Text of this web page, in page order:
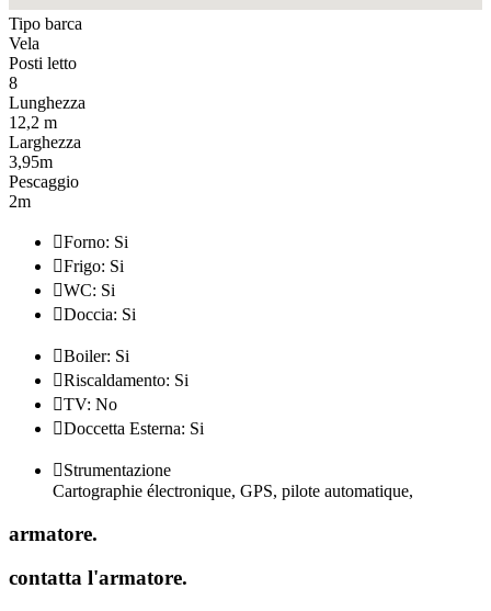
Tipo barca
Vela
Posti letto
8
Lunghezza
12,2 m
Larghezza
3,95m
Pescaggio
2m
Forno: Si
Frigo: Si
WC: Si
Doccia: Si
Boiler: Si
Riscaldamento: Si
TV: No
Doccetta Esterna: Si
Strumentazione
Cartographie électronique, GPS, pilote automatique,
armatore.
contatta l'armatore.